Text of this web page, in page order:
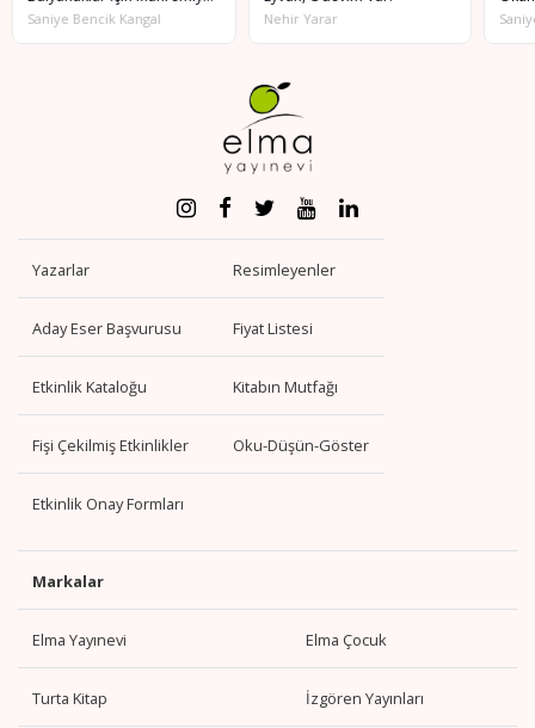
Saniye Bencik Kangal Nehir Yarar
Yazarlar Resimleyenler
Aday Eser Başvurusu Fiyat Listesi
Etkinlik Kataloğu Kitabın Mutfağı
Fişi Çekilmiş Etkinlikler Oku-Düşün-Göster
Etkinlik Onay Formları
Markalar
Elma Yayınevi Elma Çocuk
Turta Kitap İzgören Yayınları